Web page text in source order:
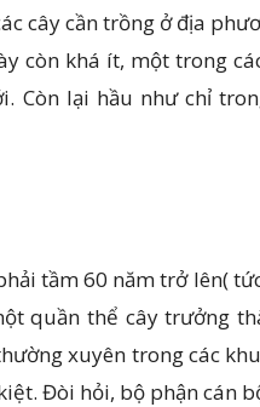
cây cần trồng ở địa
còn khá ít, một trong
Còn lại hầu như chỉ
tầm 60 năm trở lên(
quần thể cây trưởng
xuyên trong các
Đòi hỏi, bộ phận cán